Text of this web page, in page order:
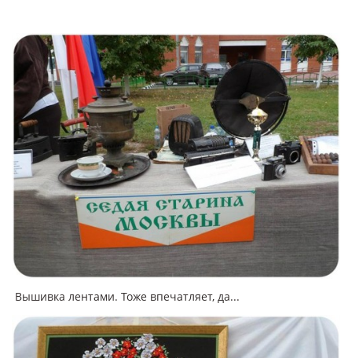
Вышивка лентами. Тоже впечатляет, да...